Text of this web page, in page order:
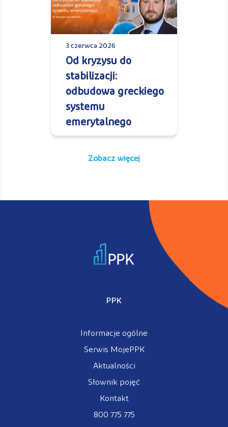
3 czerwca 2026
Od kryzysu do
stabilizacji:
odbudowa greckiego
systemu
emerytalnego
Zobacz więcej
PPK
Informacje ogólne
Serwis MojePPK
Aktualności
Słownik pojęć
Kontakt
800 775 775